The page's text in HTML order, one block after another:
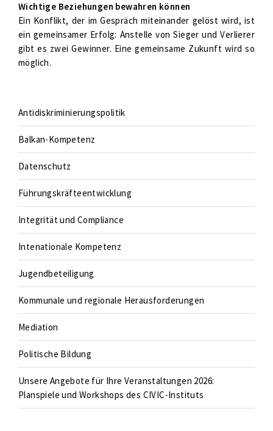
Wichtige Beziehungen bewahren können
Ein Konflikt, der im Gespräch miteinander gelöst wird, ist
ein gemeinsamer Erfolg: Anstelle von Sieger und Verlierer
gibt es zwei Gewinner. Eine gemeinsame Zukunft wird so
möglich.
Antidiskriminierungspolitik
Balkan-Kompetenz
Datenschutz
Führungskräfteentwicklung
Integrität und Compliance
Intenationale Kompetenz
Jugendbeteiligung
Kommunale und regionale Herausforderungen
Mediation
Politische Bildung
Unsere Angebote für Ihre Veranstaltungen 2026:
Planspiele und Workshops des CIVIC-Instituts